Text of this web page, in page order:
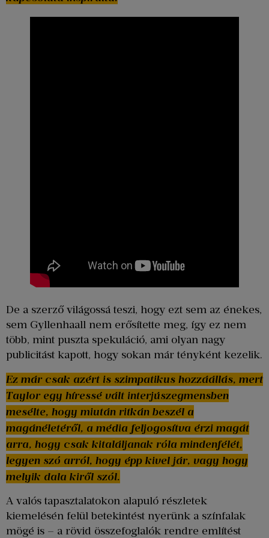
De a szerző világossá teszi, hogy ezt sem az énekes,
sem Gyllenhaall nem erősítette meg, így ez nem
több, mint puszta spekuláció, ami olyan nagy
publicitást kapott, hogy sokan már tényként kezelik.
Ez már csak azért is szimpatikus hozzáállás, mert
Taylor egy híressé vált interjúszegmensben
mesélte, hogy miután ritkán beszél a
magánéletéről, a média feljogosítva érzi magát
arra, hogy csak kitaláljanak róla mindenfélét,
legyen szó arról, hogy épp kivel jár, vagy hogy
melyik dala kiről szól.
A valós tapasztalatokon alapuló részletek
kiemelésén felül betekintést nyerünk a színfalak
mögé is – a rövid összefoglalók rendre említést